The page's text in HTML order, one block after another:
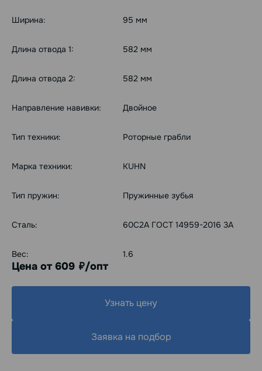
Ширина: 95 мм
Длина отвода 1: 582 мм
Длина отвода 2: 582 мм
Направление навивки: Двойное
Тип техники: Роторные грабли
Марка техники: KUHN
Тип пружин: Пружинные зубья
Сталь: 60С2А ГОСТ 14959-2016 3А
Вес: 1.6
Цена от 609 руб./опт
Узнать цену
Заявка на подбор